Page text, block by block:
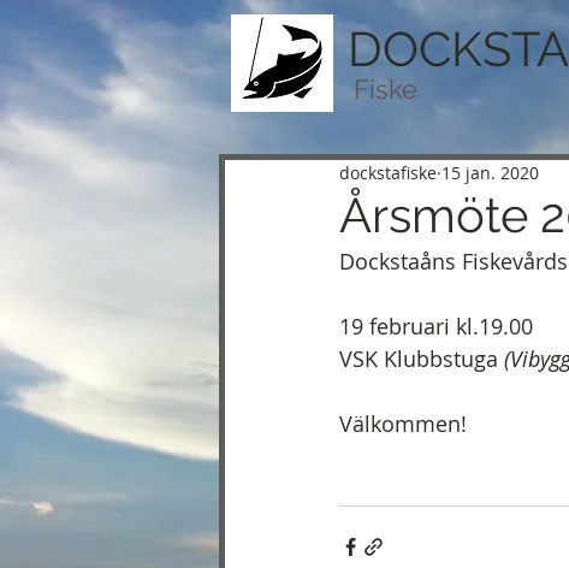
DOCKSTA
Fiske
Årsmöte
dockstafiske 15 jan. 2020
Dockstaåns
19 februari kl.19.00
VSK Klubbstuga
Välkommen!